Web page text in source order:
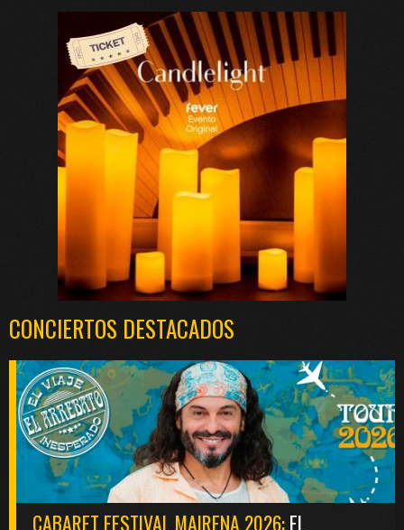
CONCIERTOS DESTACADOS
CABARET FESTIVAL MAIRENA 2026:EL